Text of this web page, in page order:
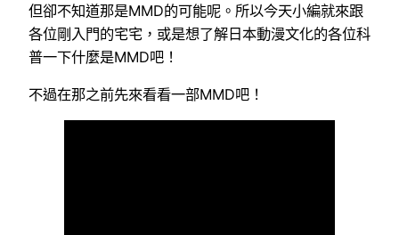
但卻不知道那是MMD的可能呢。所以今天小編就來跟
各位剛入門的宅宅，或是想了解日本動漫文化的各位科
普一下什麼是MMD吧！
不過在那之前先來看看一部MMD吧！